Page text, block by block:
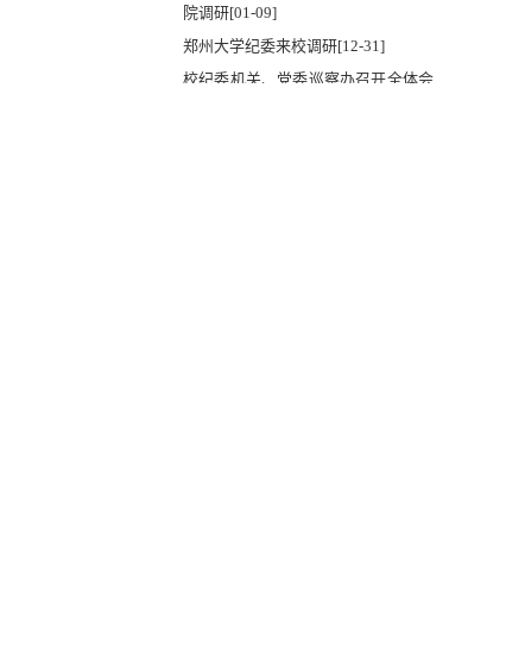
院调研[01-09]
郑州大学纪委来校调研[12-31]
校纪委机关、党委巡察办召开全体会